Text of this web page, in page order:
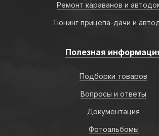
Ремонт караванов и
Тюнинг прицепа-дачи и
Полезная
Подборки товаров
Вопросы и ответы
Документация
Фотоальбомы